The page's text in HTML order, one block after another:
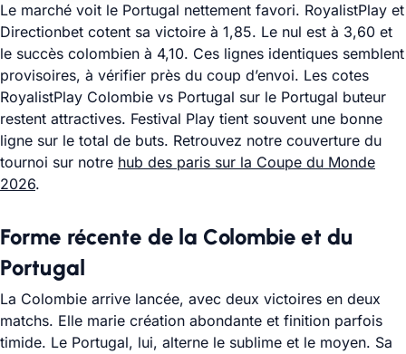
Le marché voit le Portugal nettement favori. RoyalistPlay et
Directionbet cotent sa victoire à 1,85. Le nul est à 3,60 et
le succès colombien à 4,10. Ces lignes identiques semblent
provisoires, à vérifier près du coup d’envoi. Les cotes
RoyalistPlay Colombie vs Portugal sur le Portugal buteur
restent attractives. Festival Play tient souvent une bonne
ligne sur le total de buts. Retrouvez notre couverture du
tournoi sur notre hub des paris sur la Coupe du Monde
2026.
Forme récente de la Colombie et du
Portugal
La Colombie arrive lancée, avec deux victoires en deux
matchs. Elle marie création abondante et finition parfois
timide. Le Portugal, lui, alterne le sublime et le moyen. Sa